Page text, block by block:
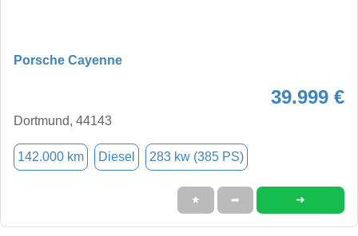
Porsche Cayenne
39.999 €
Dortmund, 44143
142.000 km Diesel 283 kw (385 PS)
★ ➦ ➜